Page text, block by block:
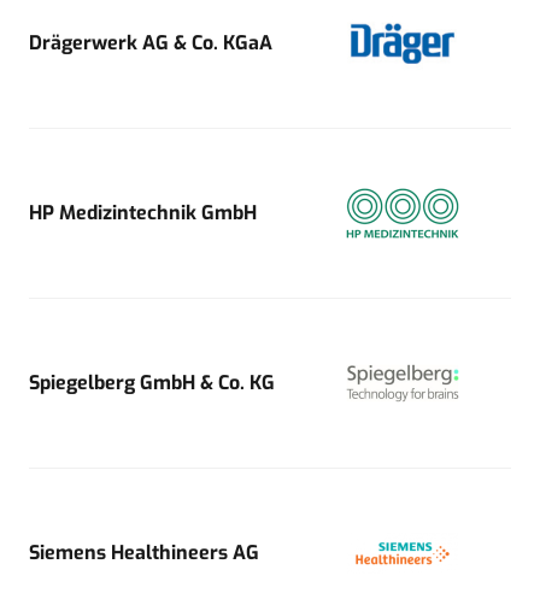
Drägerwerk AG & Co. KGaA
HP Medizintechnik GmbH
Spiegelberg GmbH & Co. KG
Siemens Healthineers AG